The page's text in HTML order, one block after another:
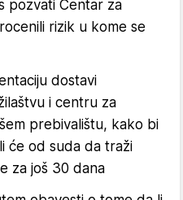
pozvati Centar za
rizik u kome se
dostavi
i centru za
prebivalištu, kako bi
će od suda da traži
za još 30 dana